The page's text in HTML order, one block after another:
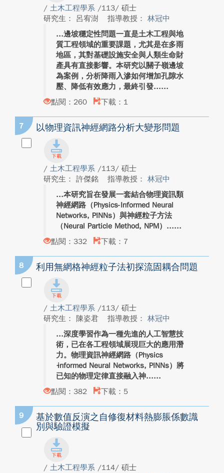
/ 土木工程學系 /113/ 碩士
研究生： 呂宥澍
指導教授： 林冠中
邊坡穩定性問題一直是土木工程與地
質工程領域的重要課題，尤其是在多雨
地區，其對基礎設施安全與人類生命財
產具有直接影響。本研究以關子嶺邊坡
為案例，分析降雨入滲如何增加孔隙水
壓、降低有效應力，最終引發...
點閱：260
下載：1
7 以物理資訊神經網路分析大變形問題
/ 土木工程學系 /113/ 碩士
研究生： 許傑銘
指導教授： 林冠中
本研究旨在發展一套結合物理資訊類
神經網路（Physics-Informed Neural
Networks, PINNs）與神經粒子方法
（Neural Particle Method, NPM）...
點閱：332
下載：7
8 利用無網格神經粒子法初探流固耦合問題
/ 土木工程學系 /113/ 碩士
研究生： 陳姿君
指導教授： 林冠中
深度學習作為一種先進的人工智慧技
術，已在各工程領域展現巨大的應用潛
力。物理資訊神經網路（Physics
‐informed Neural Networks, PINNs）將
已知的物理定律直接融入神...
點閱：382
下載：5
9
基於數值反演之自修復材料熱膨脹係數識
別與驗證模擬
/ 土木工程學系 /114/ 碩士